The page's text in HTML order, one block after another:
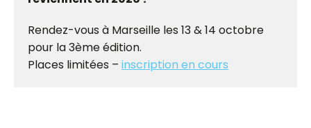
Rendez-vous à Marseille les 13 & 14 octobre
pour la 3ème édition.
Places limitées – inscription en cours